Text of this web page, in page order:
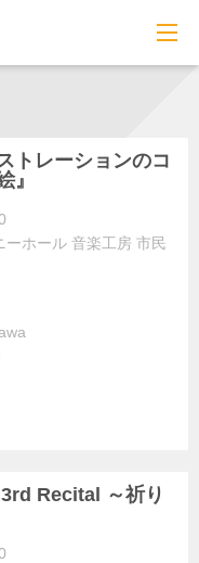
トレーションのコ
』
ーホール 音楽工房 市民
3rd Recital ～祈り